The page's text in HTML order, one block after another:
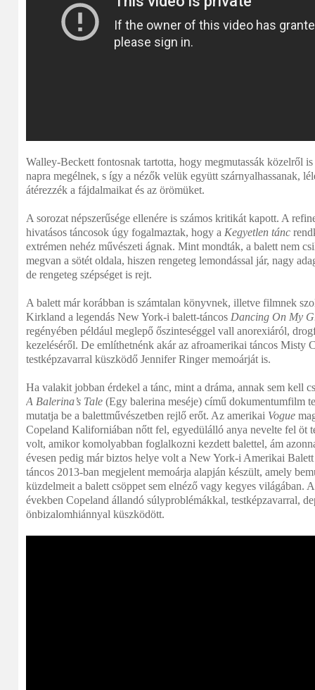
Walley-Beckett fontosnak tartotta, hogy megmutassák közelről
napra megélnek, s így a nézők velük együtt szárnyalhassanak,
átérezzék a fájdalmaikat és az örömüket.
A sorozat népszerűsége ellenére is számos kritikát kapott. A
hivatásos táncosok úgy fogalmaztak, hogy a Kegyetlen tánc
extrémen nehéz művészeti ágnak. Mint mondták, a balett nem
megvan a sötét oldala, hiszen rengeteg lemondással jár, nagy
de rengeteg szépséget is rejt.
A balett már korábban is számtalan könyvnek, illetve filmnek
Kirkland a legendás New York-i balett-táncos Dancing On My
regényében például meglepő őszinteséggel vall anorexiáról,
kezeléséről. De említhetnénk akár az afroamerikai táncos Misty
testképzavarral küszködő Jennifer Ringer memoárját is.
Ha valakit jobban érdekel a tánc, mint a dráma, annak sem kell
A Balerina’s Tale (Egy balerina meséje) című dokumentumfilm
mutatja be a balettművészetben rejlő erőt. Az amerikai Vogue
Copeland Kaliforniában nőtt fel, egyedülálló anya nevelte fel öt
volt, amikor komolyabban foglalkozni kezdett balettel, ám
évesen pedig már biztos helye volt a New York-i Amerikai
táncos 2013-ban megjelent memoárja alapján készült, amely
küzdelmeit a balett csöppet sem elnéző vagy kegyes világában.
években Copeland állandó súlyproblémákkal, testképzavarral,
önbizalomhiánnyal küszködött.